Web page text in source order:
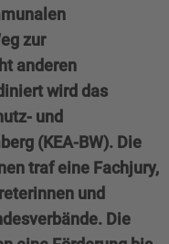
zur
anderen
wird das
und
(KEA-BW). Die
traf eine Fachjury,
und
Die